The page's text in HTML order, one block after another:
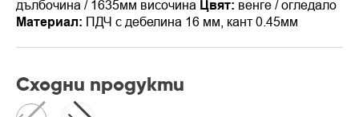
дълбочина / 1635мм височина Цвят: венге / огледало
Материал: ПДЧ с дебелина 16 мм, кант 0.45мм
Сходни продукти